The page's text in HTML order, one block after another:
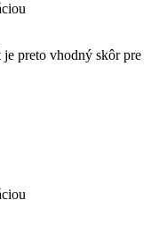
preto vhodný skôr pre